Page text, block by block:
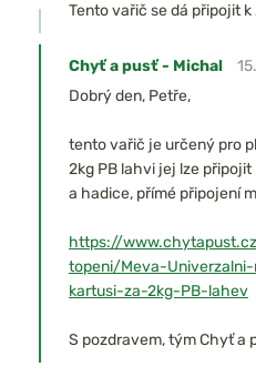
Tento vařič se dá připojit k
Chyť a pusť - Michal
Dobrý den, Petře,
tento vařič je určený pro
2kg PB lahvi jej lze
a hadice, přímé připojení
https://
topeni/Meva-
kartusi-za-2kg-PB-lahev
S pozdravem, tým Chyť a